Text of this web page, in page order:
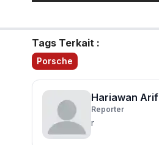
Tags Terkait :
Porsche
Hariawan Arif
Reporter
r